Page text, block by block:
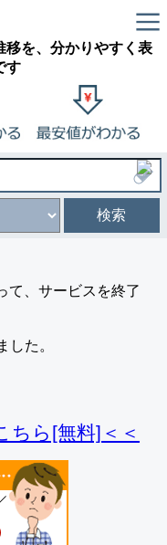
移を、分かりやすく表
す
検索
て、サービスを終了
した。
ちら[無料]＜＜